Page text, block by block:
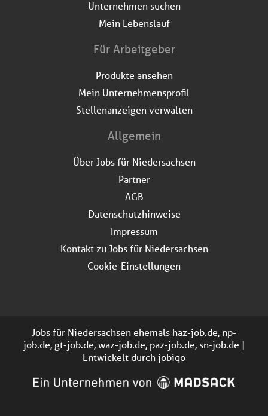
Unternehmen suchen
Mein Lebenslauf
Für Arbeitgeber
Produkte ansehen
Mein Unternehmensprofil
Stellenanzeigen verwalten
Allgemein
Über Jobs für Niedersachsen
Partner
AGB
Datenschutzhinweise
Impressum
Kontakt zu Jobs für Niedersachsen
Cookie-Einstellungen
Jobs für Niedersachsen ehemals haz-job.de, np-
job.de, gt-job.de, waz-job.de, paz-job.de, sn-job.de |
Entwickelt durchjobiqo